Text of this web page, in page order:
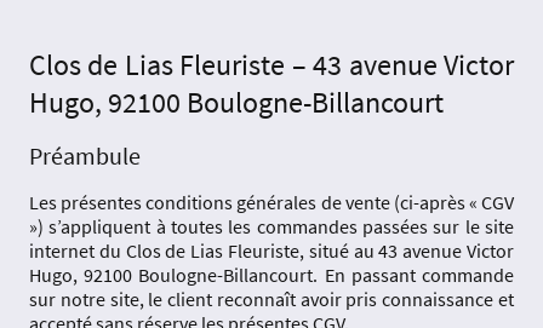
Clos de Lias Fleuriste – 43 avenue Victor
Hugo, 92100 Boulogne-Billancourt
Préambule
Les présentes conditions générales de vente (ci-après « CGV
») s’appliquent à toutes les commandes passées sur le site
internet du Clos de Lias Fleuriste, situé au 43 avenue Victor
Hugo, 92100 Boulogne-Billancourt. En passant commande
sur notre site, le client reconnaît avoir pris connaissance et